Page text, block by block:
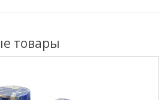
товары